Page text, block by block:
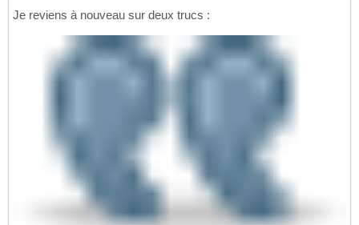
Je reviens à nouveau sur deux trucs :